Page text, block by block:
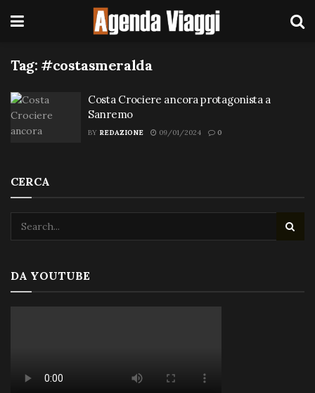
Tag: #costasmeralda
Costa Crociere ancora protagonista a
Sanremo
BY REDAZIONE 09/01/2024 0
CERCA
DA YOUTUBE